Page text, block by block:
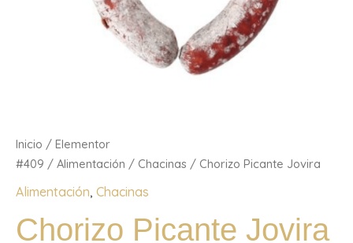
Inicio / Elementor
#409 / Alimentación / Chacinas / Chorizo Picante Jovira
Alimentación, Chacinas
Chorizo Picante Jovira